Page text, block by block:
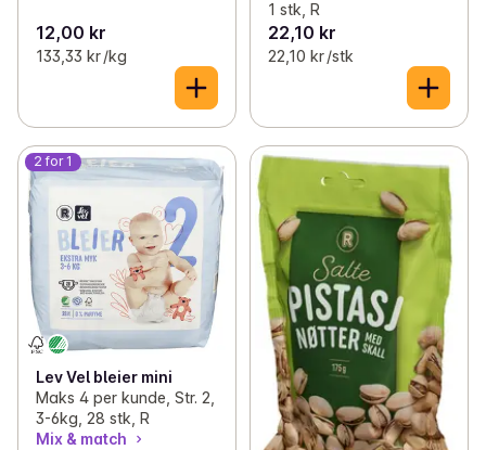
12,00 kr
133,33 kr /kg
1 stk, R
22,10 kr
22,10 kr /stk
2 for 1
Lev Vel bleier mini
Maks 4 per kunde, Str. 2,
3-6kg, 28 stk, R
Mix & match